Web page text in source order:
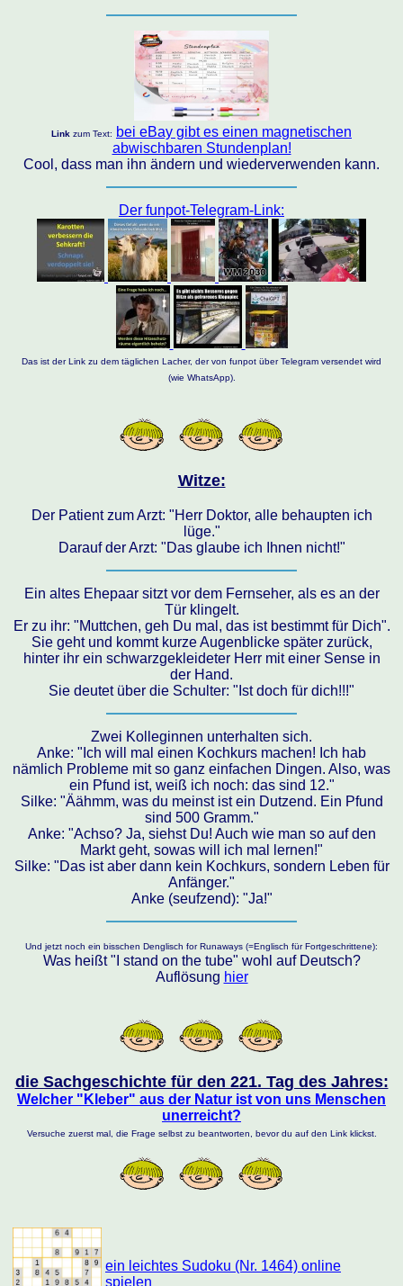
Link zum Text:
bei eBay gibt es einen magnetischen
abwischbaren Stundenplan!
Cool, dass man ihn ändern und wiederverwenden kann.
Der funpot-Telegram-Link:
Das ist der Link zu dem täglichen Lacher, der von funpot über Telegram versendet wird
(wie WhatsApp).
Witze:
Der Patient zum Arzt: "Herr Doktor, alle behaupten ich
lüge."
Darauf der Arzt: "Das glaube ich Ihnen nicht!"
Ein altes Ehepaar sitzt vor dem Fernseher, als es an der
Tür klingelt.
Er zu ihr: "Muttchen, geh Du mal, das ist bestimmt für Dich".
Sie geht und kommt kurze Augenblicke später zurück,
hinter ihr ein schwarzgekleideter Herr mit einer Sense in
der Hand.
Sie deutet über die Schulter: "Ist doch für dich!!!"
Zwei Kolleginnen unterhalten sich.
Anke: "Ich will mal einen Kochkurs machen! Ich hab
nämlich Probleme mit so ganz einfachen Dingen. Also, was
ein Pfund ist, weiß ich noch: das sind 12."
Silke: "Äähmm, was du meinst ist ein Dutzend. Ein Pfund
sind 500 Gramm."
Anke: "Achso? Ja, siehst Du! Auch wie man so auf den
Markt geht, sowas will ich mal lernen!"
Silke: "Das ist aber dann kein Kochkurs, sondern Leben für
Anfänger."
Anke (seufzend): "Ja!"
Und jetzt noch ein bisschen Denglisch for Runaways (=Englisch für Fortgeschrittene):
Was heißt "I stand on the tube" wohl auf Deutsch?
Auflösung hier
die Sachgeschichte für den 221. Tag des Jahres:
Welcher "Kleber" aus der Natur ist von uns Menschen
unerreicht?
Versuche zuerst mal, die Frage selbst zu beantworten, bevor du auf den Link klickst.
ein leichtes Sudoku (Nr. 1464) online
spielen